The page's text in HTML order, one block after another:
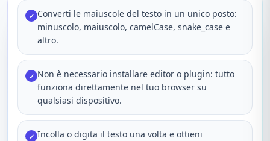
✓ Converti le maiuscole del testo in un unico posto:
minuscolo, maiuscolo, camelCase, snake_case e
altro.
✓ Non è necessario installare editor o plugin: tutto
funziona direttamente nel tuo browser su
qualsiasi dispositivo.
✓ Incolla o digita il testo una volta e ottieni